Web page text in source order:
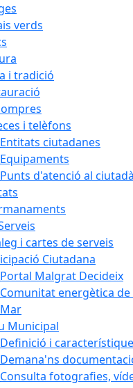
verds
i tradició
i telèfons
Entitats ciutadanes
Equipaments
Punts d'atenció al ciutadà
i cartes de serveis
Ciutadana
Portal Malgrat Decideix
Comunitat energètica
Mar
Municipal
Definició i
Demana'ns
Consulta fotografies,